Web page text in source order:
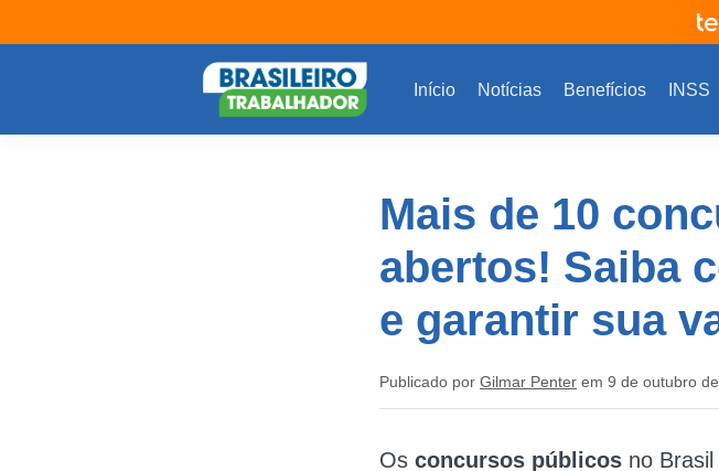
Início Notícias Benefícios INSS
Mais de 10
abertos! Saiba
e garantir sua
Publicado por Gilmar Penter em 9 de outubro
Os concursos públicos no